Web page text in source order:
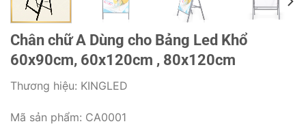
Chân chữ A Dùng cho Bảng Led Khổ
60x90cm, 60x120cm , 80x120cm
Thương hiệu: KINGLED
Mã sản phẩm: CA0001